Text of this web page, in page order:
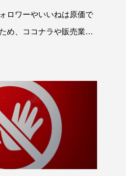
ロワーやいいねは原価で
め、ココナラや販売業者
に安い価格で購入するこ